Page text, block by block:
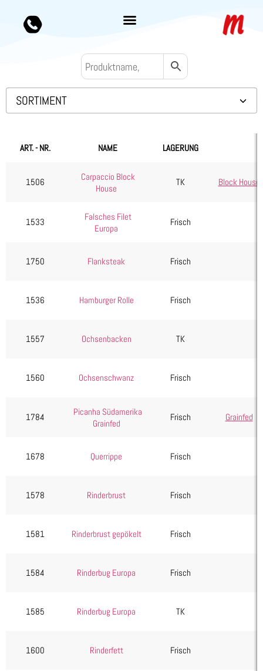
SORTIMENT
Convenience
Fleisch
Lamm, Schaf & Ziege
Diverses
Nacken
Roastbeef
Wild, Geflügel & Exoten
Käse
Obst & Gemüse
Wurst & Schinken
ART. - NR. NAME LAGERUNG
1506
Carpaccio Block
House
TK Block House
1533
Falsches Filet
Europa
Frisch
1750 Flanksteak Frisch
1536 Hamburger Rolle Frisch
1557 Ochsenbacken TK
1560 Ochsenschwanz Frisch
1784
Picanha Südamerika
Grainfed
Frisch Grainfed
1678 Querrippe Frisch
1578 Rinderbrust Frisch
1581 Rinderbrust gepökelt Frisch
1584 Rinderbug Europa Frisch
1585 Rinderbug Europa TK
1600 Rinderfett Frisch